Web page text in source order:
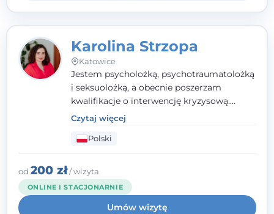
Karolina Strzopa
Katowice
Jestem psycholożką, psychotraumatolożką
i seksuolożką, a obecnie poszerzam
kwalifikacje o interwencję kryzysową.
Pracuję w nurcie terapii trzeciej fali, łącząc
metody o potwierdzonej skuteczności.
Towarzyszę młodzieży, dorosłym i parom w
radzeniu sobie z bolesnymi
doświadczeniami tak, by mogli żyć pełniej.
Czytaj więcej
Polski
od 200 zł/ wizyta
ONLINE I STACJONARNIE
Umów wizytę